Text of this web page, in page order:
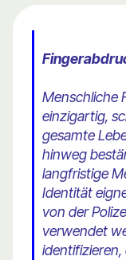
Menschliche
einzigartig,
gesamte
hinweg
langfristige
Identität
von der
verwendet